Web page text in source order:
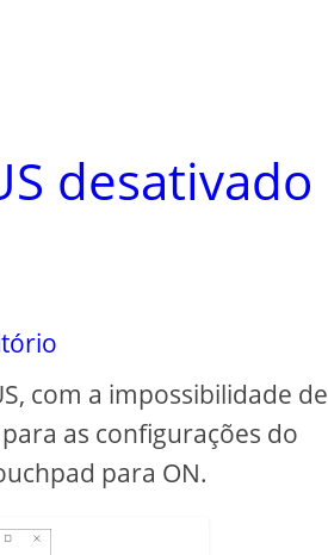
desativado
com a impossibilidade de
as configurações do
para ON.